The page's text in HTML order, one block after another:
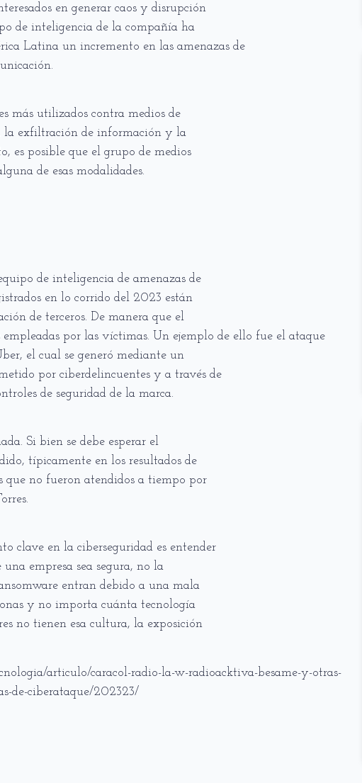
en generar caos y disrupción
de inteligencia de la compañía ha
Latina un incremento en las amenazas de
más utilizados contra medios de
la exfiltración de información y la
es posible que el grupo de medios
de esas modalidades.
de inteligencia de amenazas de
en lo corrido del 2023 están
de terceros. De manera que el
empleadas por las víctimas. Un ejemplo de ello fue el ataque
el cual se generó mediante un
por ciberdelincuentes y a través de
de seguridad de la marca.
Si bien se debe esperar el
típicamente en los resultados de
que no fueron atendidos a tiempo por
clave en la ciberseguridad es entender
empresa sea segura, no la
entran debido a una mala
y no importa cuánta tecnología
no tienen esa cultura, la exposición
articulo/caracol-radio-la-w-radioacktiva-besame-y-otras-
de-ciberataque/202323/